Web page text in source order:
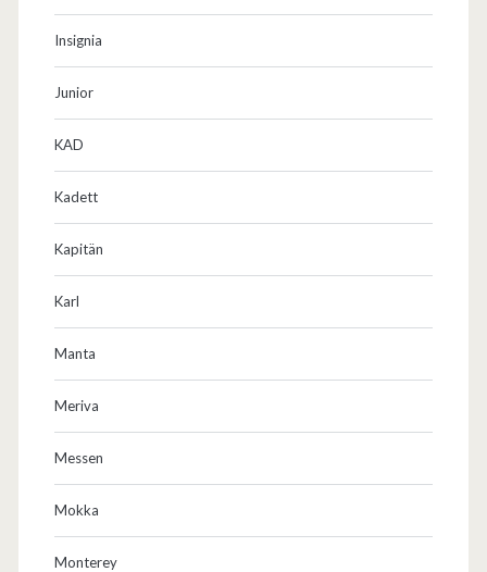
Insignia
Junior
KAD
Kadett
Kapitän
Karl
Manta
Meriva
Messen
Mokka
Monterey